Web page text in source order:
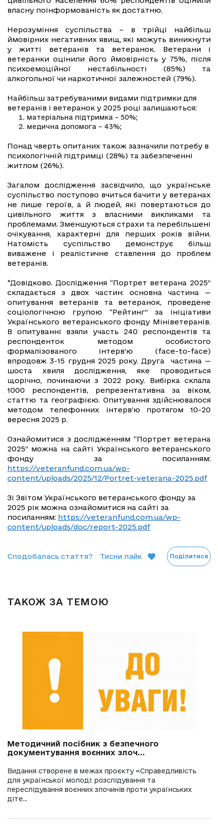
власну поінформованість як достатню.
Нерозуміння суспільства – в трійці найбільш
ймовірних негативних явищ, які можуть виникнути
у житті ветеранів та ветеранок. Ветерани і
ветеранки оцінили його ймовірність у 75%, після
психоемоційної нестабільності (85%) та
алкогольної чи наркотичної залежностей (79%).
Найбільш затребуваними видами підтримки для
ветеранів і ветеранок у 2025 році залишаються:
матеріальна підтримка – 50%;
медична допомога – 43%;
Понад чверть опитаних також зазначили потребу в
психологічній підтримці (28%) та забезпеченні
житлом (26%).
Загалом дослідження засвідчило, що українське
суспільство поступово вчиться бачити у ветеранах
не лише героїв, а й людей, які повертаються до
цивільного життя з власними викликами та
проблемами. Зменшуються страхи та перебільшені
очікування, характерні для перших років війни.
Натомість суспільство демонструє більш
виважене і реалістичне ставлення до проблем
ветеранів.
*Довідково. Дослідження “Портрет ветерана 2025”
складається з двох частин: основна частина —
опитування ветеранів та ветеранок, проведене
соціологічною групою “Рейтинг” за ініціативи
Українського ветеранського фонду Мініветеранів.
В опитуванні взяли участь 240 респондентів та
респонденток методом особистого
формалізованого інтерв’ю (face-to-face)
впродовж 3-15 грудня 2025 року. Друга частина —
шоста хвиля дослідження, яке проводиться
щорічно, починаючи з 2022 року. Вибірка склала
1000 респондентів, репрезентативна за віком,
статтю та географією. Опитування здійснювалося
методом телефонних інтерв’ю протягом 10-20
вересня 2025 р.
Ознайомитися з дослідженням “Портрет ветерана
2025” можна на сайті Українського ветеранського
фонду за посиланням:
https://veteranfund.com.ua/wp-
content/uploads/2025/12/Portret-veterana-2025.pdf
Зі Звітом Українського ветеранського фонду за
2025 рік можна ознайомитися на сайті за
посиланням: https://veteranfund.com.ua/wp-
content/uploads/doc/report-2025.pdf
Сподобалась стаття? Тисни лайк Поділитися
ТАКОЖ ЗА ТЕМОЮ
Методичний посібник з безпечного
документування воєнних злоч...
Видання створене в межах проєкту «Справедливість
для української молоді: розслідування та
переслідування воєнних злочинів проти українських
діте...